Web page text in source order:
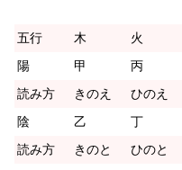
五行 木 火
陽
甲 丙
読み方
きのえ ひのえ
陰
乙 丁
読み方
きのと ひのと